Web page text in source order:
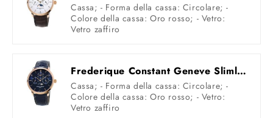
Cassa; - Forma della cassa: Circolare; -
Colore della cassa: Oro rosso; - Vetro:
Vetro zaffiro
Frederique Constant Geneve Slimline Perpetual Calendar Manufacture FC-775N4S4 Orologio automatico uomo
Cassa; - Forma della cassa: Circolare; -
Colore della cassa: Oro rosso; - Vetro:
Vetro zaffiro